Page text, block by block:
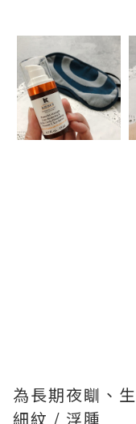
為長期夜瞓、
細紋 / 浮腫